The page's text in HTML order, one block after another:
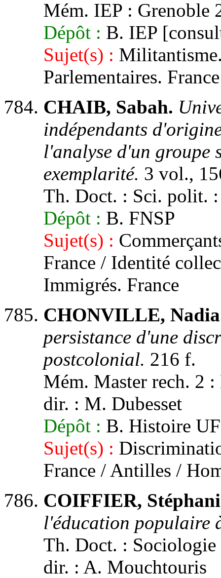
Mém. IEP : Grenoble
Dépôt : B. IEP
Sujet(s) :
Parlementaires. France
CHAIB, Sabah.
indépendants
l'analyse d'un groupe
exemplarité. 3 vol.,
Th. Doct. : Sci. polit. :
Dépôt : B. FNSP
Sujet(s) :
France / Identité
Immigrés. France
CHONVILLE,
persistance d'une
postcolonial. 216 f.
Mém. Master rech. 2
dir. : M. Dubesset
Dépôt : B. Histoire
Sujet(s) :
France / Antilles /
COIFFIER,
l'éducation populaire
Th. Doct. : Sociologie
dir. : A. Mouchtouris